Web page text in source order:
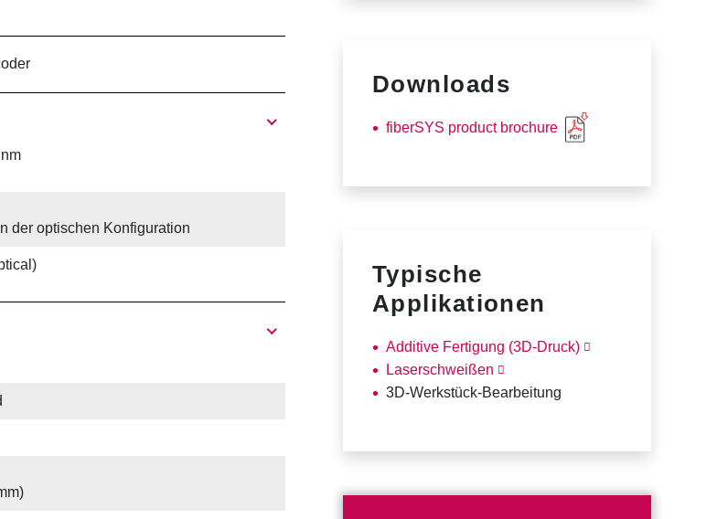
der optischen Konfiguration
Downloads
fiberSYS product brochure
Typische
Applikationen
Additive Fertigung (3D-Druck)
Laserschweißen
3D-Werkstück-Bearbeitung